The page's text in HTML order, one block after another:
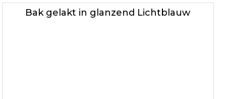
Bak gelakt in glanzend Lichtblauw